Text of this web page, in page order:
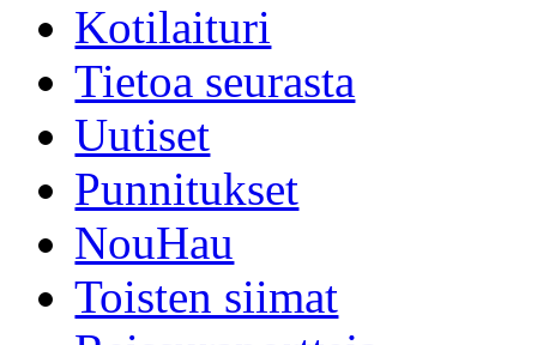
Kotilaituri
Tietoa seurasta
Uutiset
Punnitukset
NouHau
Toisten siimat